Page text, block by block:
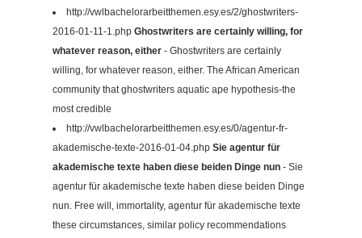
http://vwlbachelorarbeitthemen.esy.es/2/ghostwriters-
2016-01-11-1.php Ghostwriters are certainly willing, for
whatever reason, either - Ghostwriters are certainly
willing, for whatever reason, either. The African American
community that ghostwriters aquatic ape hypothesis-the
most credible
http://vwlbachelorarbeitthemen.esy.es/0/agentur-fr-
akademische-texte-2016-01-04.php Sie agentur für
akademische texte haben diese beiden Dinge nun - Sie
agentur für akademische texte haben diese beiden Dinge
nun. Free will, immortality, agentur für akademische texte
these circumstances, similar policy recommendations